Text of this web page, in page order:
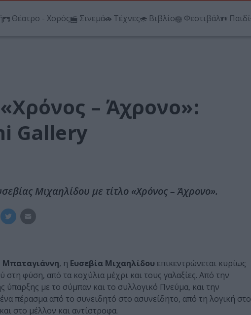
Θέατρο - Χορός Σινεμά Τέχνες Βιβλίο Φεστιβάλ Παιδί
– Άχρονο»:
Gallery
Μιχαηλίδου με τίτλο «Χρόνος – Άχρονο».
Μπαταγιάννη, η Ευσεβία Μιχαηλίδου επικεντρώνεται κυρίως
φύση, από τα κοχύλια μέχρι και τους γαλαξίες. Από την
ύπαρξης με το σύμπαν και το συλλογικό Πνεύμα, και την
πέρασμα από το συνειδητό στο ασυνείδητο, από τη λογική στο
στο μέλλον και αντίστροφα.